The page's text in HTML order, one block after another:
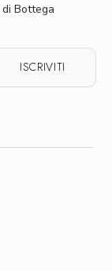
Bottega